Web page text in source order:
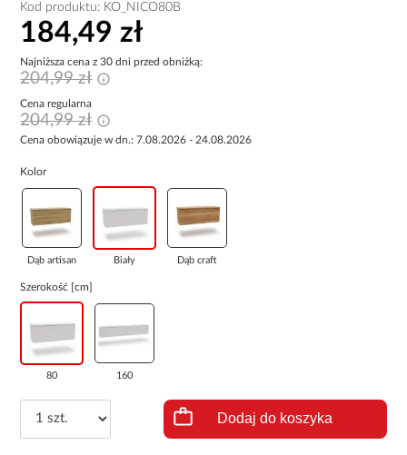
Kod produktu: KO_NICO80B
184,49 zł
Najniższa cena z 30 dni przed obniżką:
204,99 zł
Cena regularna
204,99 zł
Cena obowiązuje w dn.: 7.08.2026 - 24.08.2026
Kolor
Dąb artisan Biały Dąb craft
Szerokość [cm]
80 160
Dodaj do koszyka